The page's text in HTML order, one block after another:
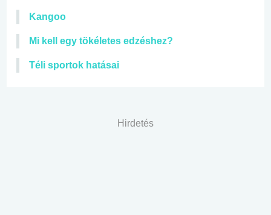
Kangoo
Mi kell egy tökéletes edzéshez?
Téli sportok hatásai
Hirdetés